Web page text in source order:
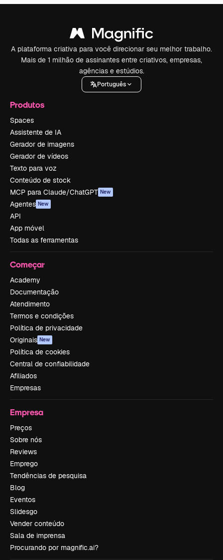
A plataforma criativa para você direcionar seu melhor trabalho.
Mais de 1 milhão de assinantes entre criativos, empresas,
agências e estúdios.
Português
Produtos
Spaces
Assistente de IA
Gerador de imagens
Gerador de vídeos
Texto para voz
Conteúdo de stock
MCP para Claude/ChatGPT New
Agentes New
API
App móvel
Todas as ferramentas
Começar
Academy
Documentação
Atendimento
Termos e condições
Política de privacidade
Originais New
Política de cookies
Central de confiabilidade
Afiliados
Empresas
Empresa
Preços
Sobre nós
Reviews
Emprego
Tendências de pesquisa
Blog
Eventos
Slidesgo
Vender conteúdo
Sala de imprensa
Procurando por magnific.ai?